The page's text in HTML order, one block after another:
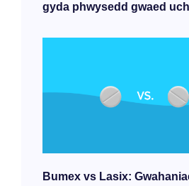
gyda phwysedd gwaed
Bumex vs Lasix: